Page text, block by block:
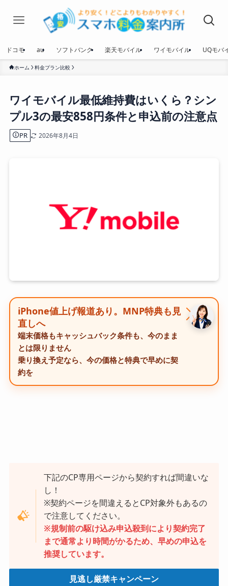
ドコモ au ソフトバンク 楽天モバイル ワイモバイル UQモバ
ホーム 料金プラン比較
ワイモバイル最低維持費はいくら？シン
プル3の最安858円条件と申込前の注意点
PR 2026年8月4日
iPhone値上げ報道あり。MNP特典も見
直しへ
端末価格もキャッシュバック条件も、今のまま
とは限りません
乗り換え予定なら、今の価格と特典で早めに契
約を
下記のCP専用ページから契約すれば間違いな
し！
※契約ページを間違えるとCP対象外もあるの
で注意してください。
※規制前の駆け込み申込殺到により契約完了
まで通常より時間がかるため、早めの申込を
推奨しています。
見逃し厳禁キャンペーン